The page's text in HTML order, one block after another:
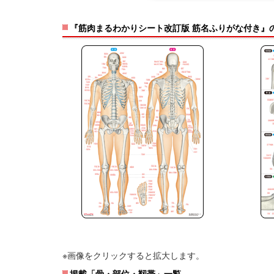
『筋肉まるわかりシート改訂版 筋名ふりがな付き』
※画像をクリックすると拡大します。